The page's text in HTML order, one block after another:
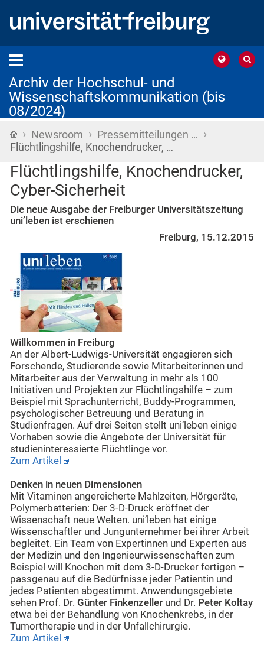
Archiv der Hochschul- und
Wissenschaftskommunikation (bis
08/2024)
Startseite
› Newsroom › Pressemitteilungen … ›
Flüchtlingshilfe, Knochendrucker, …
Flüchtlingshilfe, Knochendrucker,
Cyber-Sicherheit
Die neue Ausgabe der Freiburger Universitätszeitung
uni’leben ist erschienen
Freiburg, 15.12.2015
Willkommen in Freiburg
An der Albert-Ludwigs-Universität engagieren sich
Forschende, Studierende sowie Mitarbeiterinnen und
Mitarbeiter aus der Verwaltung in mehr als 100
Initiativen und Projekten zur Flüchtlingshilfe – zum
Beispiel mit Sprachunterricht, Buddy-Programmen,
psychologischer Betreuung und Beratung in
Studienfragen. Auf drei Seiten stellt uni’leben einige
Vorhaben sowie die Angebote der Universität für
studieninteressierte Flüchtlinge vor.
Zum Artikel
Denken in neuen Dimensionen
Mit Vitaminen angereicherte Mahlzeiten, Hörgeräte,
Polymerbatterien: Der 3-D-Druck eröffnet der
Wissenschaft neue Welten. uni’leben hat einige
Wissenschaftler und Jungunternehmer bei ihrer Arbeit
begleitet. Ein Team von Expertinnen und Experten aus
der Medizin und den Ingenieurwissenschaften zum
Beispiel will Knochen mit dem 3-D-Drucker fertigen –
passgenau auf die Bedürfnisse jeder Patientin und
jedes Patienten abgestimmt. Anwendungsgebiete
sehen Prof. Dr. Günter Finkenzeller und Dr. Peter Koltay
etwa bei der Behandlung von Knochenkrebs, in der
Tumortherapie und in der Unfallchirurgie.
Zum Artikel